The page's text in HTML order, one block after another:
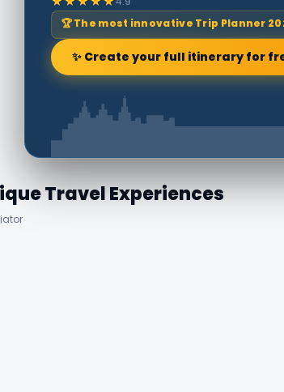
🏆 The most innovative Trip Planner
✨ Create your full itinerary for
Travel Experiences